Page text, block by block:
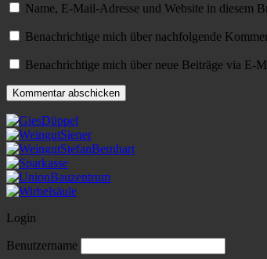
Name, E-Mail-Adresse und Website in diesem
Benachrichtige mich über nachfolgende
Benachrichtige mich über neue Beiträge via E-
Login
Benutzername